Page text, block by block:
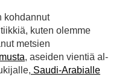
kohdannut
kuten olemme
metsien
, aseiden vientiä al-
Saudi-Arabialle